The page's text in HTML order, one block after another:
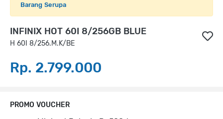
Barang Serupa
INFINIX HOT 60I 8/256GB BLUE
H 60I 8/256.M.K/BE
Rp. 2.799.000
PROMO VOUCHER